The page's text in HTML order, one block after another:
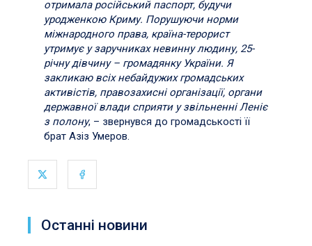
отримала російський паспорт, будучи
уродженкою Криму. Порушуючи норми
міжнародного права, країна-терорист
утримує у заручниках невинну людину, 25-
річну дівчину – громадянку України. Я
закликаю всіх небайдужих громадських
активістів, правозахисні організації, органи
державної влади сприяти у звільненні Леніє
з полону, – звернувся до громадськості її
брат Азіз Умеров.
Останні новини